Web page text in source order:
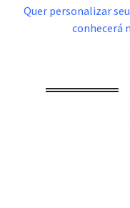
Quer personalizar
conhecerá